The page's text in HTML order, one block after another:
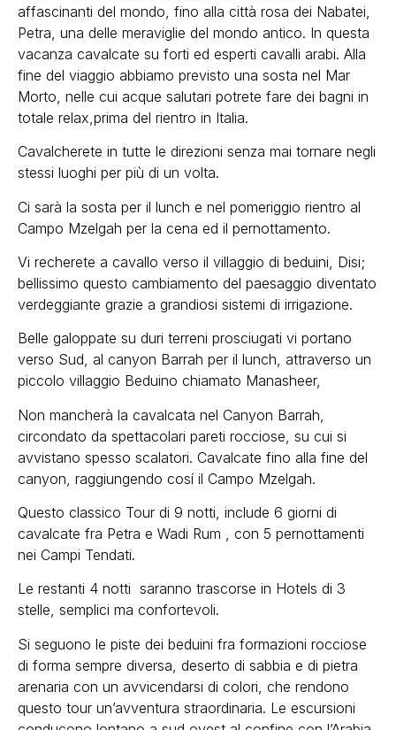
affascinanti del mondo, fino alla città rosa dei Nabatei,
Petra, una delle meraviglie del mondo antico. In questa
vacanza cavalcate su forti ed esperti cavalli arabi. Alla
fine del viaggio abbiamo previsto una sosta nel Mar
Morto, nelle cui acque salutari potrete fare dei bagni in
totale relax,prima del rientro in Italia.
Cavalcherete in tutte le direzioni senza mai tornare negli
stessi luoghi per più di un volta.
Ci sarà la sosta per il lunch e nel pomeriggio rientro al
Campo Mzelgah per la cena ed il pernottamento.
Vi recherete a cavallo verso il villaggio di beduini, Disi;
bellissimo questo cambiamento del paesaggio diventato
verdeggiante grazie a grandiosi sistemi di irrigazione.
Belle galoppate su duri terreni prosciugati vi portano
verso Sud, al canyon Barrah per il lunch, attraverso un
piccolo villaggio Beduino chiamato Manasheer,
Non mancherà la cavalcata nel Canyon Barrah,
circondato da spettacolari pareti rocciose, su cui si
avvistano spesso scalatori. Cavalcate fino alla fine del
canyon, raggiungendo cosí il Campo Mzelgah.
Questo classico Tour di 9 notti, include 6 giorni di
cavalcate fra Petra e Wadi Rum , con 5 pernottamenti
nei Campi Tendati.
Le restanti 4 notti saranno trascorse in Hotels di 3
stelle, semplici ma confortevoli.
Si seguono le piste dei beduini fra formazioni rocciose
di forma sempre diversa, deserto di sabbia e di pietra
arenaria con un avvicendarsi di colori, che rendono
questo tour un’avventura straordinaria. Le escursioni